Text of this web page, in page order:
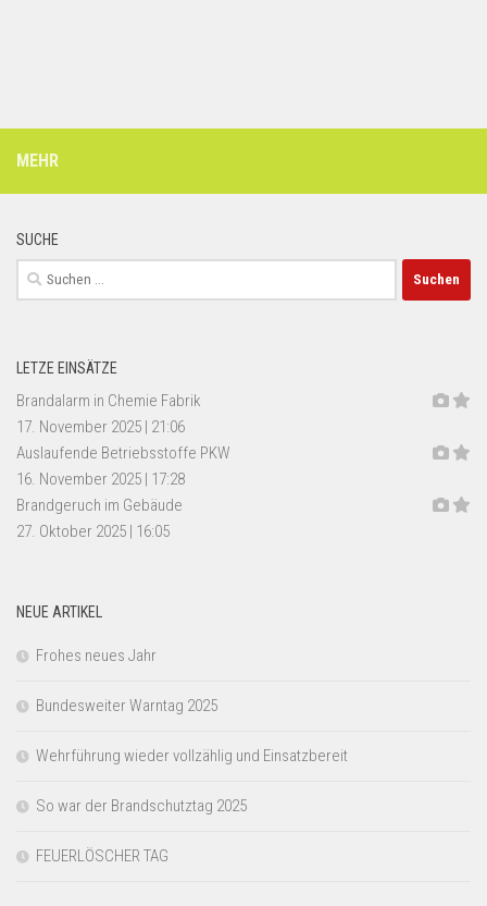
MEHR
SUCHE
Suchen
nach:
LETZE EINSÄTZE
Brandalarm in Chemie Fabrik
17. November 2025 | 21:06
Auslaufende Betriebsstoffe PKW
16. November 2025 | 17:28
Brandgeruch im Gebäude
27. Oktober 2025 | 16:05
NEUE ARTIKEL
Frohes neues Jahr
Bundesweiter Warntag 2025
Wehrführung wieder vollzählig und Einsatzbereit
So war der Brandschutztag 2025
FEUERLÖSCHER TAG